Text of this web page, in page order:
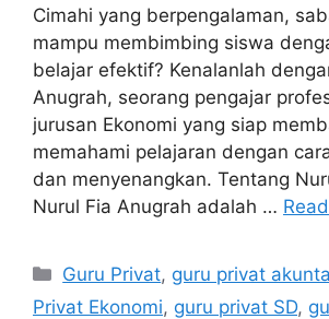
Cimahi yang berpengalaman,
mampu membimbing siswa
belajar efektif? Kenalanlah
Anugrah, seorang pengajar
jurusan Ekonomi yang siap
memahami pelajaran dengan
dan menyenangkan. Tentang
Nurul Fia Anugrah adalah …
Categories
Guru Privat, guru privat
Privat Ekonomi, guru privat SD,